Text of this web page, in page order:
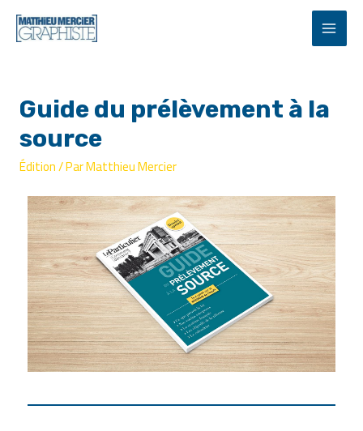
Guide du prélèvement à la
source
Édition/ ParMatthieu Mercier